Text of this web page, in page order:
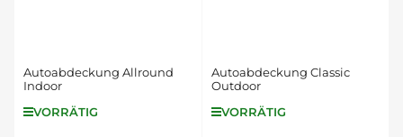
Autoabdeckung Allround
Indoor
VORRÄTIG
Autoabdeckung Classic
Outdoor
VORRÄTIG